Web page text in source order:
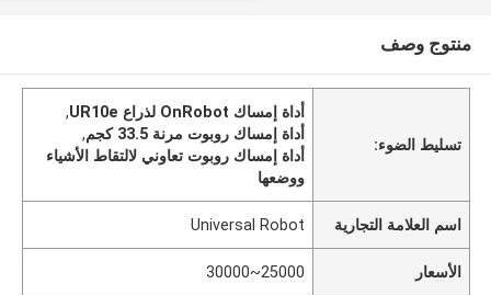
منتوج وصف
تسليط الضوء:
أداة إمساك OnRobot لذراع UR10e
,
أداة إمساك روبوت مرنة 33.5 كجم
,
أداة إمساك روبوت تعاوني لالتقاط الأشياء
ووضعها
اسم العلامة التجارية Universal Robot
الأسعار 25000~30000